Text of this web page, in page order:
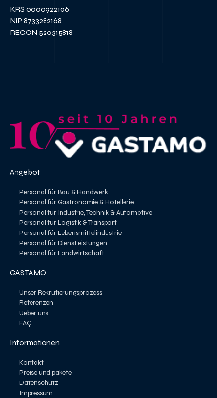
KRS 0000922106
NIP 8733282168
REGON 520315818
Angebot
Personal für Bau & Handwerk
Personal für Gastronomie & Hotellerie
Personal für Industrie, Technik & Automotive
Personal für Logistik & Transport
Personal für Lebensmittelindustrie
Personal für Dienstleistungen
Personal für Landwirtschaft
GASTAMO
Unser Rekrutierungsprozess
Referenzen
Ueber uns
FAQ
Informationen
Kontakt
Preise und pakete
Datenschutz
Impressum